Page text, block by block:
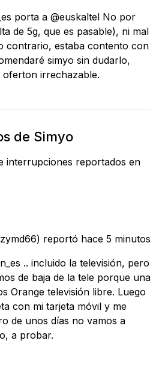
porta a @euskaltel No por
de 5g, que es pasable), ni mal
contrario, estaba contento con
simyo sin dudarlo,
irrechazable.
de Simyo
interrupciones reportados en
reportó hace 5 minutos
.. incluido la televisión, pero
de baja de la tele porque una
Orange televisión libre. Luego
con mi tarjeta móvil y me
de unos días no vamos a
a probar.